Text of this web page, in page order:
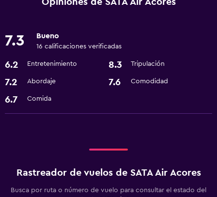
Opiniones de SATA Air Acores
7.3 Bueno
16 calificaciones verificadas
6.2 Entretenimiento 8.3 Tripulación
7.2 Abordaje 7.6 Comodidad
6.7 Comida
Rastreador de vuelos de SATA Air Acores
Busca por ruta o número de vuelo para consultar el estado del